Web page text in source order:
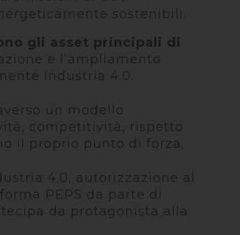
sostenibili.
gli asset principali di
e l’ampliamento
Industria 4.0.
un modello
competitività, r ispetto
il proprio punto di forza.
4.0, autorizzazione al
PEPS da parte di
da protagonista alla